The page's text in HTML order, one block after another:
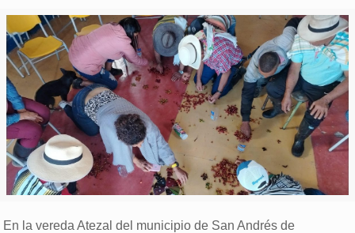
En la vereda Atezal del municipio de San Andrés de